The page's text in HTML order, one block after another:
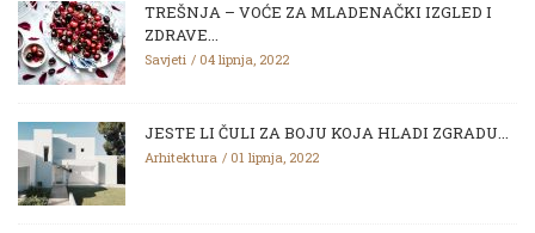
TREŠNJA – VOĆE ZA MLADENAČKI IZGLED I
ZDRAVE...
Savjeti 04 lipnja, 2022
JESTE LI ČULI ZA BOJU KOJA HLADI ZGRADU...
Arhitektura 01 lipnja, 2022